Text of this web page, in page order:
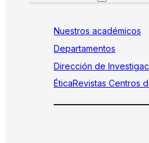
Nuestros académicos
Departamentos
Dirección de
ÉticaRevistas Centros